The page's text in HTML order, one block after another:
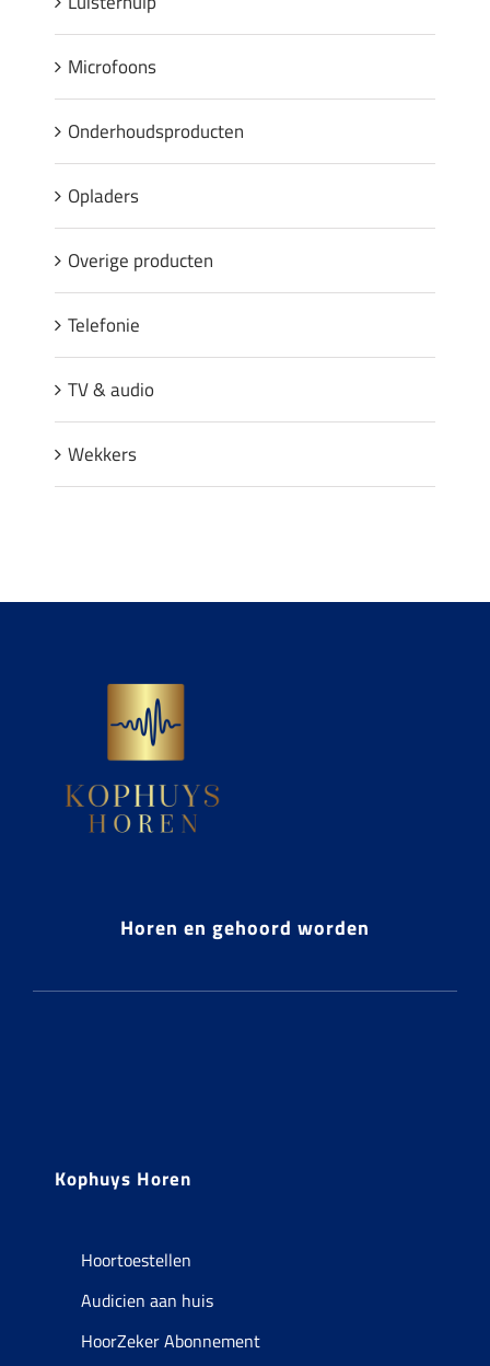
Microfoons
Onderhoudsproducten
Opladers
Overige producten
Telefonie
TV & audio
Wekkers
Horen en gehoord worden
Kophuys Horen
Hoortoestellen
Audicien aan huis
HoorZeker Abonnement